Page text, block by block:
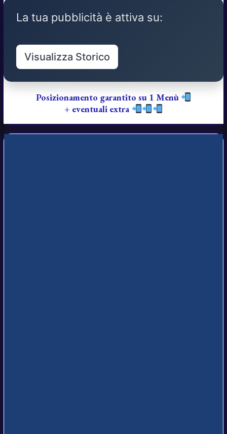
La tua pubblicità è attiva su:
Visualizza Storico
Posizionamento garantito su 1 Menù
+ eventuali extra